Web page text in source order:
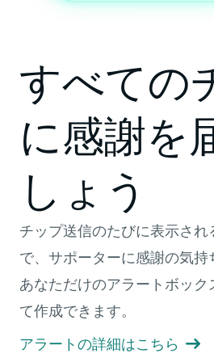
すべての
に感謝を
しょう
チップ送信のたびに表示され
で、サポーターに感謝の気持
あなただけのアラートボック
て作成できます。
アラートの詳細はこちら
